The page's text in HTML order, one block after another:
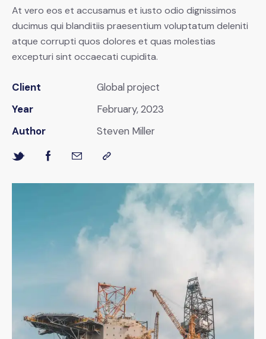
At vero eos et accusamus et iusto odio dignissimos
ducimus qui blanditiis praesentium voluptatum deleniti
atque corrupti quos dolores et quas molestias
excepturi sint occaecati cupidita.
Client
Global project
Year
February, 2023
Author
Steven Miller